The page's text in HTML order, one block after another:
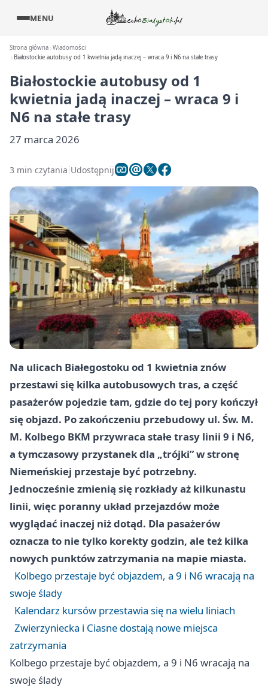
MENU
Strona główna Wiadomości
Białostockie autobusy od 1 kwietnia jadą inaczej – wraca 9 i N6 na stałe trasy
Białostockie autobusy od 1
kwietnia jadą inaczej – wraca 9 i
N6 na stałe trasy
27 marca 2026
3 min czytania Udostępnij
Na ulicach Białegostoku od 1 kwietnia znów
przestawi się kilka autobusowych tras, a część
pasażerów pojedzie tam, gdzie do tej pory kończył
się objazd. Po zakończeniu przebudowy ul. Św. M.
M. Kolbego BKM przywraca stałe trasy linii 9 i N6,
a tymczasowy przystanek dla „trójki” w stronę
Niemeńskiej przestaje być potrzebny.
Jednocześnie zmienią się rozkłady aż kilkunastu
linii, więc poranny układ przejazdów może
wyglądać inaczej niż dotąd. Dla pasażerów
oznacza to nie tylko korekty godzin, ale też kilka
nowych punktów zatrzymania na mapie miasta.
Kolbego przestaje być objazdem, a 9 i N6 wracają na
swoje ślady
Kalendarz kursów przestawia się na wielu liniach
Zwierzyniecka i Ciasne dostają nowe miejsca
zatrzymania
Kolbego przestaje być objazdem, a 9 i N6 wracają na
swoje ślady